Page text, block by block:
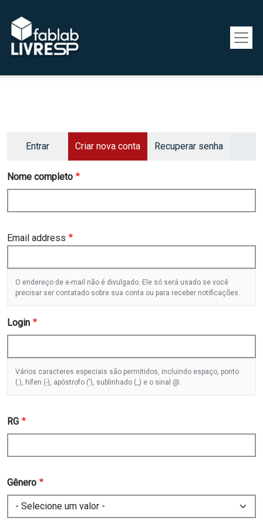
Primary tabs
Entrar Criar nova conta Recuperar senha
Nome completo
Email address
O endereço de e-mail não é divulgado. Ele só será usado se você
precisar ser contatado sobre sua conta ou para receber notificações.
Login
Vários caracteres especiais são permitidos, incluindo espaço, ponto
(.), hífen (-), apóstrofo ('), sublinhado (_) e o sinal @.
RG
Gênero